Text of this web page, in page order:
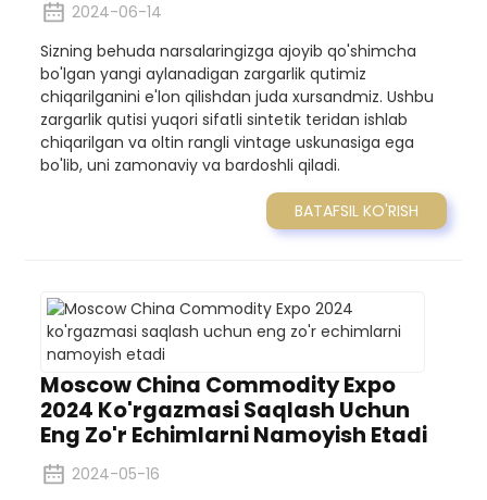
2024-06-14
Sizning behuda narsalaringizga ajoyib qo'shimcha
bo'lgan yangi aylanadigan zargarlik qutimiz
chiqarilganini e'lon qilishdan juda xursandmiz. Ushbu
zargarlik qutisi yuqori sifatli sintetik teridan ishlab
chiqarilgan va oltin rangli vintage uskunasiga ega
bo'lib, uni zamonaviy va bardoshli qiladi.
BATAFSIL KO'RISH
Moscow China Commodity Expo
2024 Ko'rgazmasi Saqlash Uchun
Eng Zo'r Echimlarni Namoyish Etadi
2024-05-16